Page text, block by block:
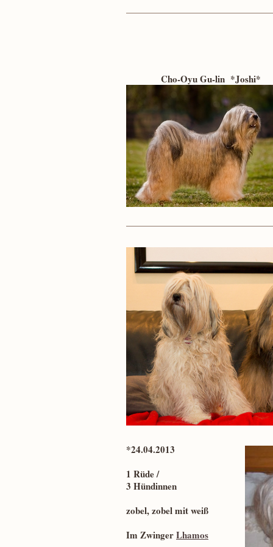
Cho-Oyu Gu-lin *Joshi*
*24.04.2013
1 Rüde /
3 Hündinnen
zobel, zobel mit weiß
Im ZwingerLhamos